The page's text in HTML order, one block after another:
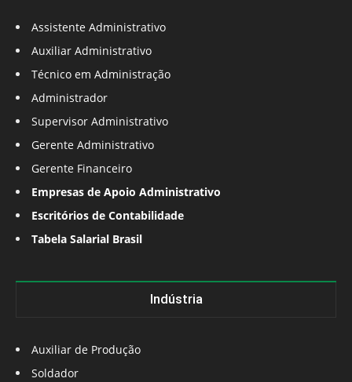
Assistente Administrativo
Auxiliar Administrativo
Técnico em Administração
Administrador
Supervisor Administrativo
Gerente Administrativo
Gerente Financeiro
Empresas de Apoio Administrativo
Escritórios de Contabilidade
Tabela Salarial Brasil
Indústria
Auxiliar de Produção
Soldador